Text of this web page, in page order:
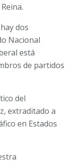
dos
Nacional
está
de partidos
del
extraditado a
en Estados